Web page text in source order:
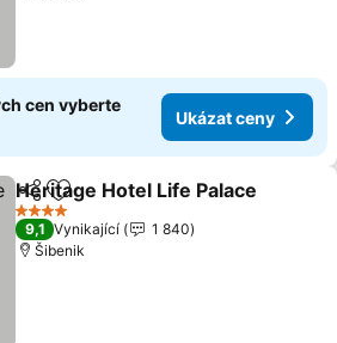
cen vyberte
Ukázat ceny
SdíletPřidat na seznam oblíbených
Heritage Hotel Life Palace
4 Počet hvězdiček
9,1 Vynikající
1 840
Šibenik